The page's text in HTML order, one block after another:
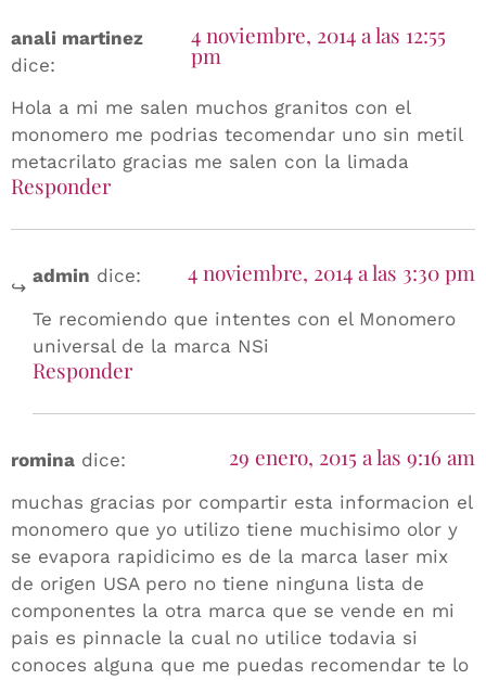
anali martinez
dice:
4 noviembre, 2014 a las 12:55
pm
Hola a mi me salen muchos granitos con el
monomero me podrias tecomendar uno sin metil
metacrilato gracias me salen con la limada
Responder
admin dice: 4 noviembre, 2014 a las 3:30 pm
Te recomiendo que intentes con el Monomero
universal de la marca NSi
Responder
romina dice: 29 enero, 2015 a las 9:16 am
muchas gracias por compartir esta informacion el
monomero que yo utilizo tiene muchisimo olor y
se evapora rapidicimo es de la marca laser mix
de origen USA pero no tiene ninguna lista de
componentes la otra marca que se vende en mi
pais es pinnacle la cual no utilice todavia si
conoces alguna que me puedas recomendar te lo